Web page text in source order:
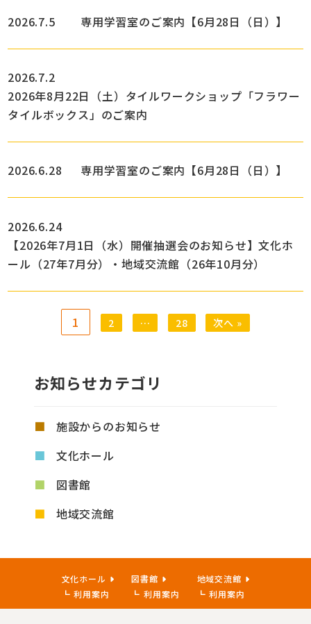
2026.7.5 専用学習室のご案内【6月28日（日）】
2026.7.2
2026年8月22日（土）タイルワークショップ「フラワー
タイルボックス」のご案内
2026.6.28 専用学習室のご案内【6月28日（日）】
2026.6.24
【2026年7月1日（水）開催抽選会のお知らせ】文化ホ
ール（27年7月分）・地域交流館（26年10月分）
1 2 … 28 次へ »
お知らせカテゴリ
施設からのお知らせ
文化ホール
図書館
地域交流館
文化ホール
利用案内
図書館
利用案内
地域交流館
利用案内